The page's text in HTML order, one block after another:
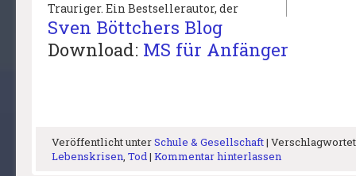
Trauriger. Ein Bestsellerautor, der
Sven Böttchers Blog
Download: MS für Anfänger
Veröffentlicht unterSchule & Gesellschaft|
Lebenskrisen, Tod| Kommentar hinterlassen